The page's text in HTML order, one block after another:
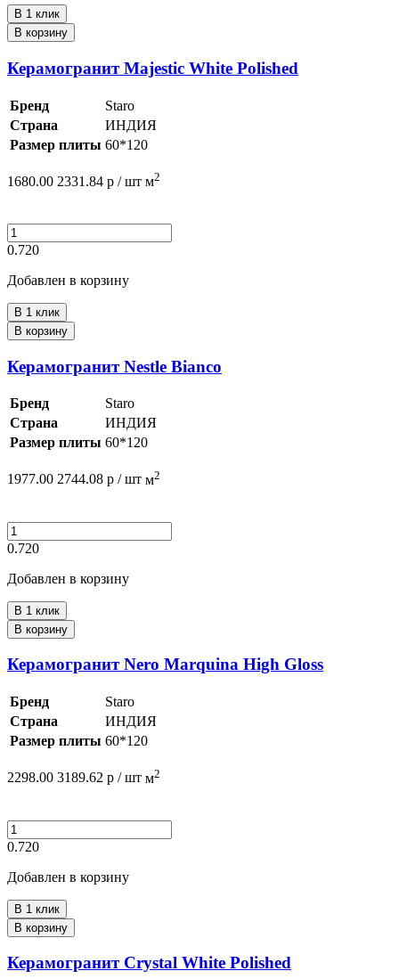
В 1 клик
В корзину
Керамогранит Majestic White Polished
Бренд
Staro
Страна
ИНДИЯ
Размер плиты 60*120
1680.00 2331.84 р / шт м2
0.720
Добавлен в корзину
В 1 клик
В корзину
Керамогранит Nestle Bianco
Бренд
Staro
Страна
ИНДИЯ
Размер плиты 60*120
1977.00 2744.08 р / шт м2
0.720
Добавлен в корзину
В 1 клик
В корзину
Керамогранит Nero Marquina High Gloss
Бренд
Staro
Страна
ИНДИЯ
Размер плиты 60*120
2298.00 3189.62 р / шт м2
0.720
Добавлен в корзину
В 1 клик
В корзину
Керамогранит Crystal White Polished